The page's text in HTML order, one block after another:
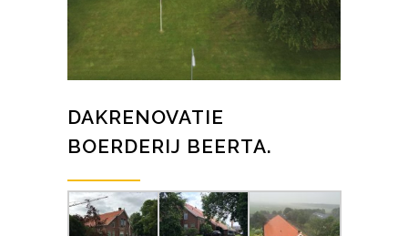
DAKRENOVATIE
BOERDERIJ BEERTA.